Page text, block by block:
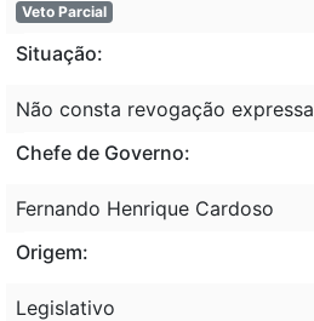
Veto Parcial
Situação:
Não consta revogação expressa
Chefe de Governo:
Fernando Henrique Cardoso
Origem:
Legislativo